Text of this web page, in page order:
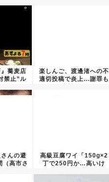
』蕎麦店
禁止”ル
楽しんご、渡邊渚への不
適切投稿で炎上…謝罪も
んの避
（高市さ
高級豆腐ワイ「150g×2
丁で250円か…高いけ